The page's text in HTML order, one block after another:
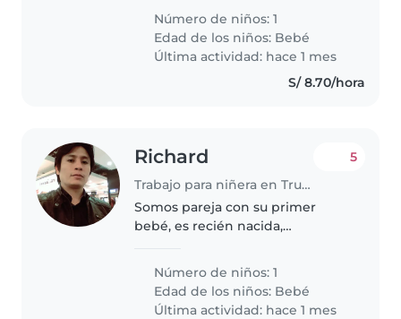
camino. Sería ideal alguien que
se sienta cómodo/a con
mascotas, cocinar y ayudar con
tareas..
Número de niños: 1
Edad de los niños: Bebé
Última actividad: hace 1 mes
S/ 8.70/hora
Richard
Trabajo para niñera en Trujillo
5
Somos pareja con su primer
bebé, es recién nacida,
nacidos, principalmente apoyo
nocturno.
Número de niños: 1
Edad de los niños: Bebé
Última actividad: hace 1 mes